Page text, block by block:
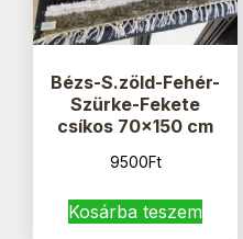
Bézs-S.zöld-Fehér-
Szürke-Fekete
csíkos 70×150 cm
9500Ft
Kosárba teszem